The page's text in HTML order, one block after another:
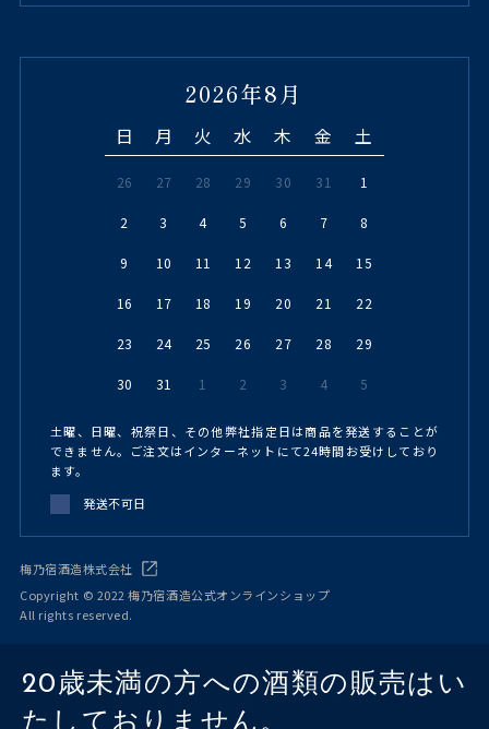
2026年8月
日 月 火 水 木 金 土
26 27 28 29 30 31 1
2 3 4 5 6 7 8
9 10 11 12 13 14 15
16 17 18 19 20 21 22
23 24 25 26 27 28 29
30 31 1 2 3 4 5
土曜、日曜、祝祭日、その他弊社指定日は商品を発送することが
できません。ご注文はインターネットにて24時間お受けしており
ます。
発送不可日
梅乃宿酒造株式会社
Copyright © 2022 梅乃宿酒造公式オンラインショップ
All rights reserved.
20歳未満の方への酒類の販売はい
たしておりません。